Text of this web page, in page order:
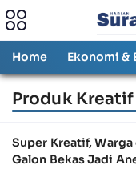
Home Ekonomi &
Produk Kreatif
Super Kreatif,
Galon Bekas Jadi